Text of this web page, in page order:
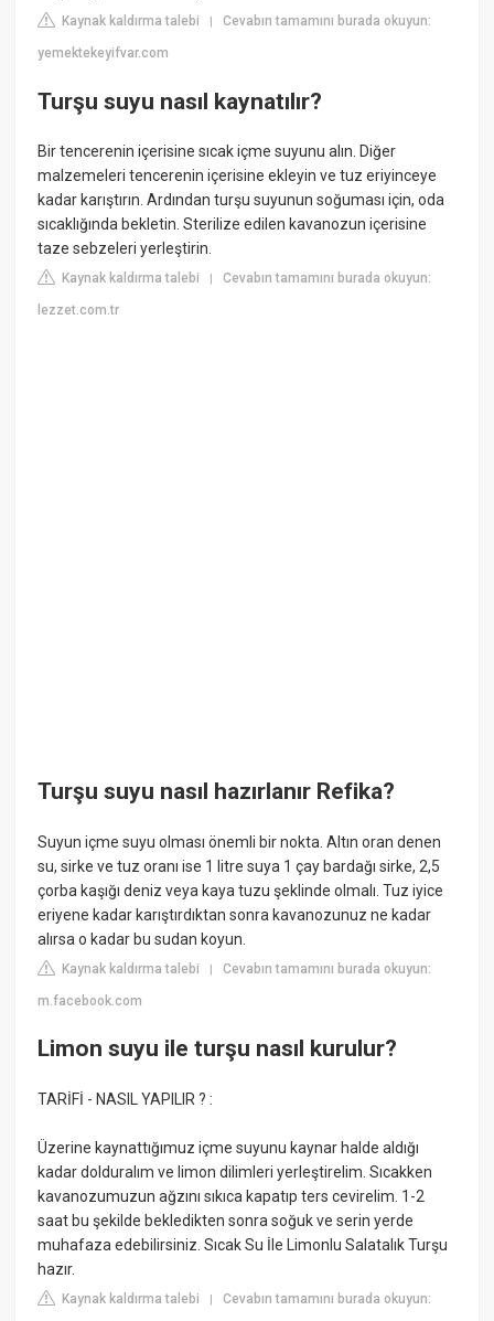
Kaynak kaldırma talebi |Cevabın tamamını burada okuyun:
yemektekeyifvar.com
Turşu suyu nasıl kaynatılır?
Bir tencerenin içerisine sıcak içme suyunu alın. Diğer
malzemeleri tencerenin içerisine ekleyin ve tuz eriyinceye
kadar karıştırın. Ardından turşu suyunun soğuması için, oda
sıcaklığında bekletin. Sterilize edilen kavanozun içerisine
taze sebzeleri yerleştirin.
Kaynak kaldırma talebi |Cevabın tamamını burada okuyun:
lezzet.com.tr
Turşu suyu nasıl hazırlanır Refika?
Suyun içme suyu olması önemli bir nokta. Altın oran denen
su, sirke ve tuz oranı ise 1 litre suya 1 çay bardağı sirke, 2,5
çorba kaşığı deniz veya kaya tuzu şeklinde olmalı. Tuz iyice
eriyene kadar karıştırdıktan sonra kavanozunuz ne kadar
alırsa o kadar bu sudan koyun.
Kaynak kaldırma talebi |Cevabın tamamını burada okuyun:
m.facebook.com
Limon suyu ile turşu nasıl kurulur?
TARİFİ - NASIL YAPILIR ? :
Üzerine kaynattığımuz içme suyunu kaynar halde aldığı
kadar dolduralım ve limon dilimleri yerleştirelim. Sıcakken
kavanozumuzun ağzını sıkıca kapatıp ters cevirelim. 1-2
saat bu şekilde bekledikten sonra soğuk ve serin yerde
muhafaza edebilirsiniz. Sıcak Su İle Limonlu Salatalık Turşu
hazır.
Kaynak kaldırma talebi |Cevabın tamamını burada okuyun: